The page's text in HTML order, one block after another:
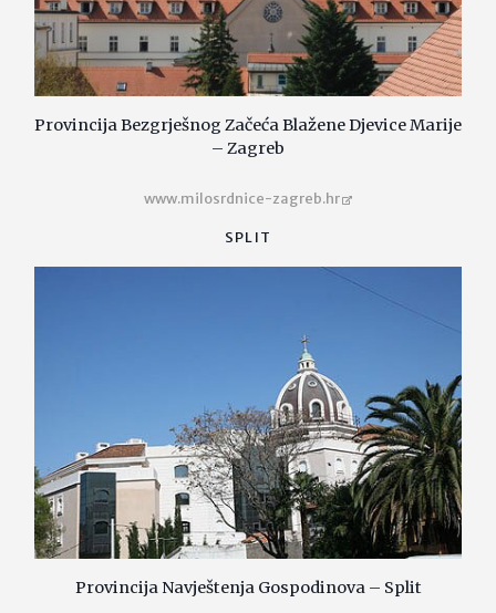
Provincija Bezgrješnog Začeća Blažene Djevice Marije
– Zagreb
www.milosrdnice-zagreb.hr
SPLIT
Provincija Navještenja Gospodinova – Split